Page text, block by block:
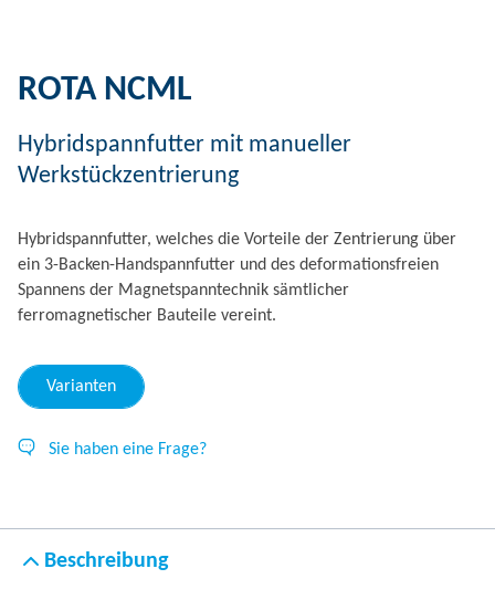
ROTA NCML
Hybridspannfutter mit manueller
Werkstückzentrierung
Hybridspannfutter, welches die Vorteile der Zentrierung über
ein 3-Backen-Handspannfutter und des deformationsfreien
Spannens der Magnetspanntechnik sämtlicher
ferromagnetischer Bauteile vereint.
Varianten
Sie haben eine Frage?
Beschreibung